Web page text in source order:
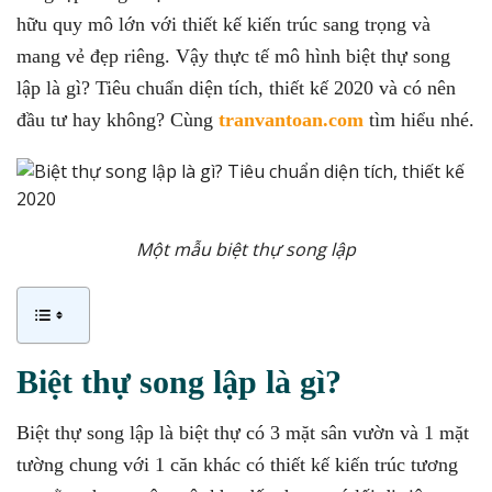
hữu quy mô lớn với thiết kế kiến trúc sang trọng và
mang vẻ đẹp riêng. Vậy thực tế mô hình biệt thự song
lập là gì? Tiêu chuẩn diện tích, thiết kế 2020 và có nên
đầu tư hay không? Cùng tranvantoan.com tìm hiểu nhé.
Một mẫu biệt thự song lập
Biệt thự song lập là gì?
Biệt thự song lập là biệt thự có 3 mặt sân vườn và 1 mặt
tường chung với 1 căn khác có thiết kế kiến trúc tương